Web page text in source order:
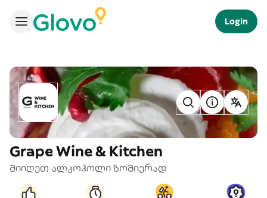
Login
Grape Wine & Kitchen
მიიღეთ ალკოჰოლი ზომიერად